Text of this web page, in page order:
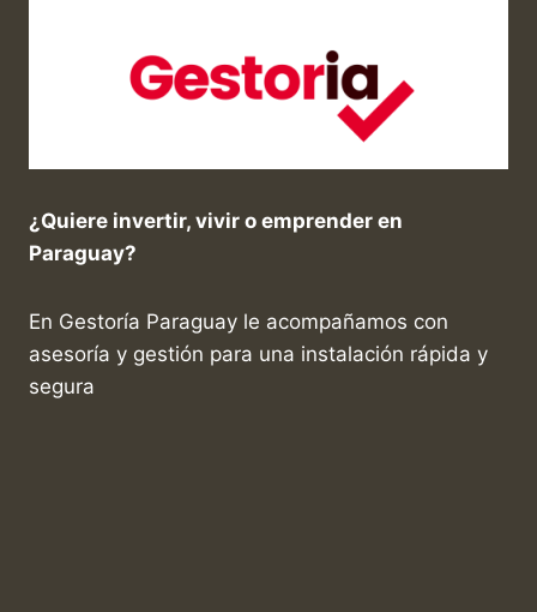
¿Quiere invertir, vivir o emprender en
Paraguay?
En Gestoría Paraguay le acompañamos con
asesoría y gestión para una instalación rápida y
segura